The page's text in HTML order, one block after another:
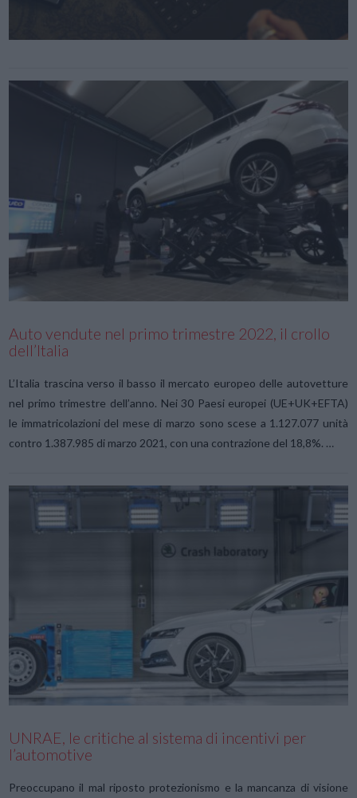
VIEW POST
Auto vendute nel primo trimestre 2022, il crollo
dell’Italia
L’Italia trascina verso il basso il mercato europeo delle autovetture
nel primo trimestre dell’anno. Nei 30 Paesi europei (UE+UK+EFTA)
le immatricolazioni del mese di marzo sono scese a 1.127.077 unità
contro 1.387.985 di marzo 2021, con una contrazione del 18,8%. …
UNRAE, le critiche al sistema di incentivi per
l’automotive
Preoccupano il mal riposto protezionismo e la mancanza di visione